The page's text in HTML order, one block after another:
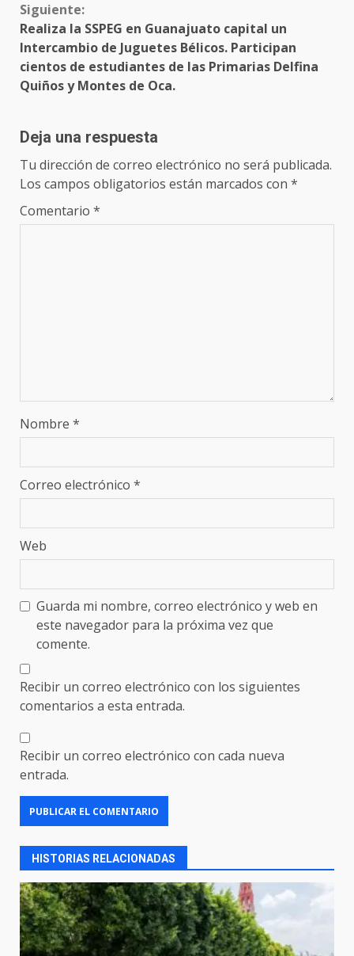
Siguiente:
Realiza la SSPEG en Guanajuato capital un
Intercambio de Juguetes Bélicos. Participan
cientos de estudiantes de las Primarias Delfina
Quiños y Montes de Oca.
Deja una respuesta
Tu dirección de correo electrónico no será publicada.
Los campos obligatorios están marcados con *
Comentario *
Nombre *
Correo electrónico *
Web
Guarda mi nombre, correo electrónico y web en
este navegador para la próxima vez que
comente.
Recibir un correo electrónico con los siguientes
comentarios a esta entrada.
Recibir un correo electrónico con cada nueva
entrada.
HISTORIAS RELACIONADAS